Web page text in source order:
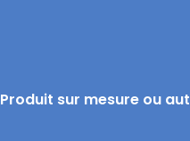
Produit sur mesure ou